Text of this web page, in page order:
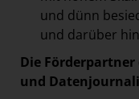
und dünn
und darüber
Die
und